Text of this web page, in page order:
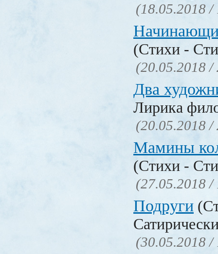
(18.05.2018 /
(Стихи -
(20.05.2018 /
Два
Лирика
(20.05.2018 /
Мамины
(Стихи -
(27.05.2018 /
Подруги
(30.05.2018 /